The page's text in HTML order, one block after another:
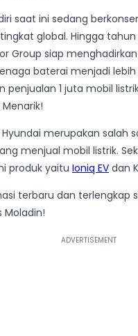
saat ini sedang
global. Hingga
Group siap
baterai menjadi lebih
penjualan 1 juta mobil
Hyundai merupakan salah
menjual mobil listrik.
produk yaitu Ioniq EV dan
terbaru dan terlengkap